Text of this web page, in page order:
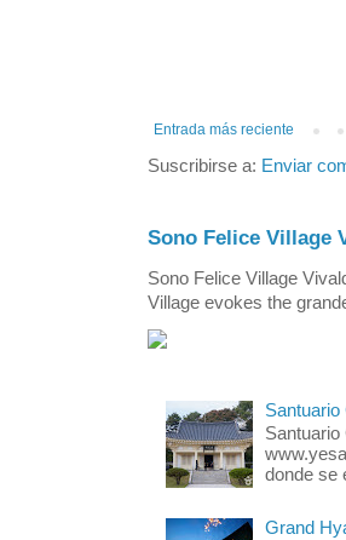
Entrada más reciente
Suscribirse a: Enviar
Sono Felice Village
Sono Felice Village
Village evokes the
Santuario
donde se
Grand